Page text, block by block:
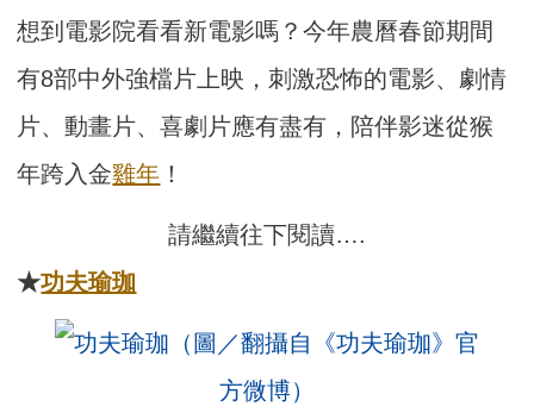
想到電影院看看新電影嗎？今年農曆春節期間
有8部中外強檔片上映，刺激恐怖的電影、劇情
片、動畫片、喜劇片應有盡有，陪伴影迷從猴
年跨入金雞年 ！
請繼續往下閱讀….
★功夫瑜珈